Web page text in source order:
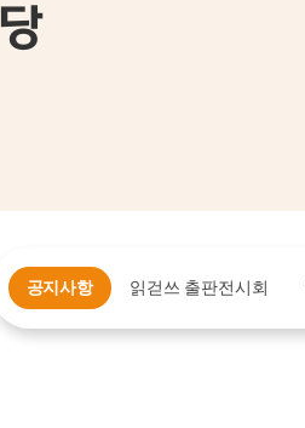
공지사항 읽걷쓰 출판전시회